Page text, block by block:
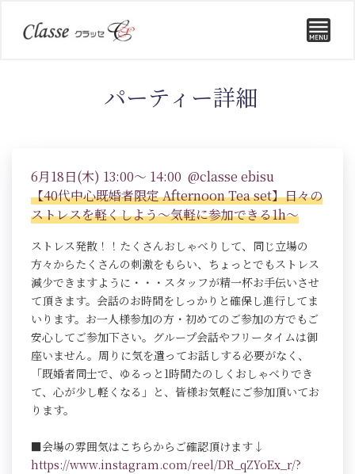
パーティー詳細
6月18日(木) 13:00～ 14:00 @classe ebisu
【40代中心既婚者限定 Afternoon Tea set】日々の
ストレスを軽くしよう～気軽に参加できる1h～
ストレス発散！！たくさんおしゃべりして、同じ立場の
方々からたくさんの刺激をもらい、ちょっとでもストレス
減少できますように・・・スタッフが精一杯お手伝いさせ
て頂きます。会話のお時間をしっかりと確保し進行してま
いります。お一人様参加の方・初めてのご参加の方でもご
安心してご参加下さい。グループ会話やフリータイムは御
座いません。周りに気を遣ってお話しする必要がなく、
「既婚者同士で、ゆるっと1時間たのしくおしゃべりでき
て、心が少し軽くなる」と、皆様お気軽にご参加頂いてお
ります。
■会場の雰囲気はこちらからご確認頂けます↓
https://www.instagram.com/reel/DR_qZYoEx_r/?